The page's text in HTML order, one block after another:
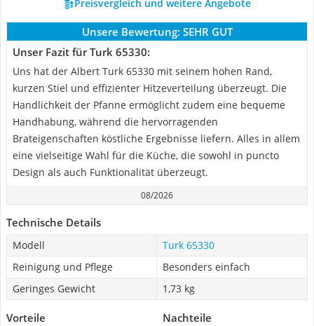
Preisvergleich und weitere Angebote
Unsere Bewertung: SEHR GUT
Unser Fazit für Turk 65330:
Uns hat der Albert Turk 65330 mit seinem hohen Rand,
kurzen Stiel und effizienter Hitzeverteilung überzeugt. Die
Handlichkeit der Pfanne ermöglicht zudem eine bequeme
Handhabung, während die hervorragenden
Brateigenschaften köstliche Ergebnisse liefern. Alles in allem
eine vielseitige Wahl für die Küche, die sowohl in puncto
Design als auch Funktionalität überzeugt.
08/2026
Technische Details
Modell
Turk 65330
Reinigung und Pflege
Besonders einfach
Geringes Gewicht
1,73 kg
Vorteile Nachteile